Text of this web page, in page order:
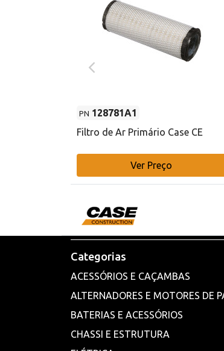
PN 128781A1
Filtro de Ar Primário Case CE
Ver Preço
Categorias
ACESSÓRIOS E CAÇAMBAS
ALTERNADORES E MOTORES DE
BATERIAS E ACESSÓRIOS
CHASSI E ESTRUTURA